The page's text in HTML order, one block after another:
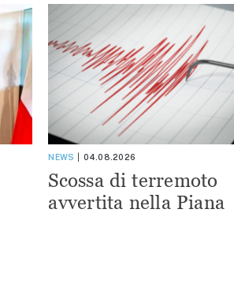
NEWS 04.08.2026
Scossa di terremoto
avvertita nella Piana